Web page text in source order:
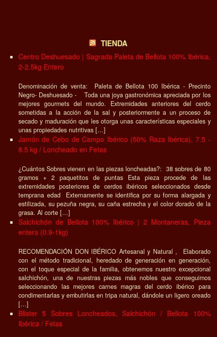
TIENDA
Centro Deshuesado | Sagrada Paleta de Bellota 100% Ibérica,
2-2.5kg Entero
Denominación de venta: Paleta de Bellota 100 Ibérica - Precinto
Negro- Deshuesado - Toda una joya gastronómica apreciada por los
mejores gourmets del mundo. Extremidades anteriores del cerdo
sometidas a la acción de la sal y posteriormente a un proceso de
secado y maduración que les otorga unas características especiales y
unas propiedades nutritivas […]
Jamón de Cebo de Campo Ibérico (50% Raza Ibérica), 7.5 -
8.5 kg / Loncheado en Fetas
¿Cuántos Sobres vienen en las piezas loncheadas?: 38 sobres de 80
gramos + 2 paquetitos de puntas Esta pieza procede de las
extremidades posteriores de cerdos ibéricos seleccionados desde
temprana edad Externamente se identifica por su forma alargada y
estilizada, su pezuña negra, su caña estrecha y el color dorado de la
grasa. Al corte […]
Salchichón de Bellota 100% Ibérico | 2 Montaneras, Pieza
entera (0.9-1kg)
RECOMENDACIÓN DON IBÉRICO Artesanal y Natural , Elaborado
con el método tradicional, heredado de generación en generación,
con el toque especial de la familia, obtenemos nuestro excepcional
salchichón, una de nuestras piezas más nobles que conseguimos
seleccionando las mejores carnes magras del cerdo ibérico para
condimentarlas y embutirlas en tripa natural, dándole un ligero oreado
[…]
Blister 5 Sobres Loncheados, Salchichón / Bellota 100%
Ibérica / Fetas